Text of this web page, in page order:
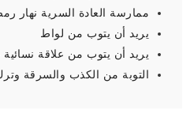
ممارسة العادة السرية نهار
يريد أن يتوب من لواط
يريد أن يتوب من علاقة
التوبة من الكذب والسرقة